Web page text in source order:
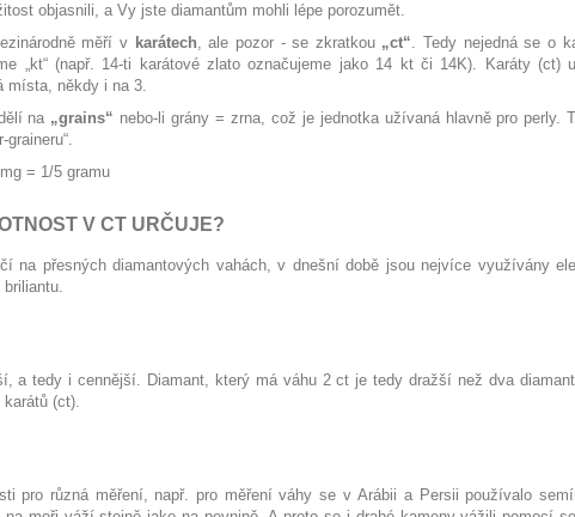
objasnili, a Vy jste diamantům mohli lépe porozumět.
měří v karátech, ale pozor - se zkratkou „ct“. Tedy nejedná se o
„kt“ (např. 14-ti karátové zlato označujeme jako 14 kt či 14K). Karáty (ct)
místa, někdy i na 3.
na „grains“ nebo-li grány = zrna, což je jednotka užívaná hlavně pro perly.
graineru“.
= 1/5 gramu
V CT URČUJE?
na přesných diamantových vahách, v dnešní době jsou nejvíce využívány
a tedy i cennější. Diamant, který má váhu 2 ct je tedy dražší než dva
(ct).
pro různá měření, např. pro měření váhy se v Arábii a Persii používalo